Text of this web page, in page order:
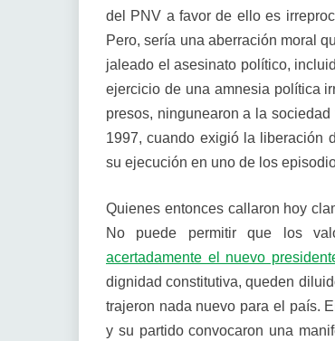
del PNV a favor de ello es
Pero, sería una aberración moral
jaleado el asesinato político,
ejercicio de una amnesia política
presos, ningunearon a la
1997, cuando exigió la liberación
su ejecución en uno de los
Quienes entonces callaron hoy
No puede permitir que los
acertadamente el nuevo
dignidad constitutiva, queden
trajeron nada nuevo para el país.
y su partido convocaron una